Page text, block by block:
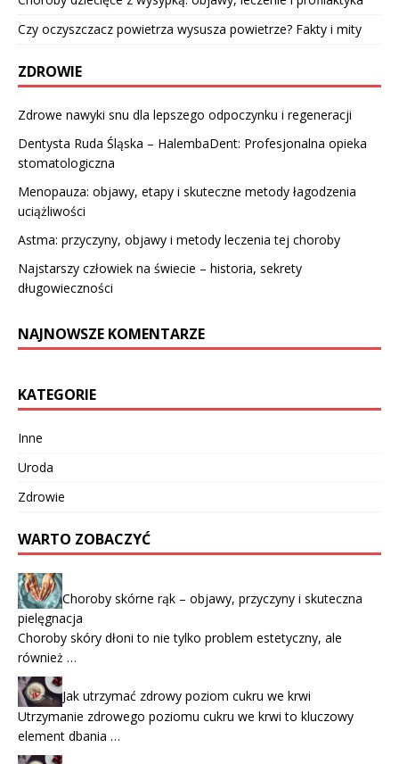
Czy oczyszczacz powietrza wysusza powietrze? Fakty i mity
ZDROWIE
Zdrowe nawyki snu dla lepszego odpoczynku i regeneracji
Dentysta Ruda Śląska – HalembaDent: Profesjonalna opieka
stomatologiczna
Menopauza: objawy, etapy i skuteczne metody łagodzenia
uciążliwości
Astma: przyczyny, objawy i metody leczenia tej choroby
Najstarszy człowiek na świecie – historia, sekrety
długowieczności
NAJNOWSZE KOMENTARZE
KATEGORIE
Inne
Uroda
Zdrowie
WARTO ZOBACZYĆ
Choroby skórne rąk – objawy, przyczyny i skuteczna
pielęgnacja
Choroby skóry dłoni to nie tylko problem estetyczny, ale
również …
Jak utrzymać zdrowy poziom cukru we krwi
Utrzymanie zdrowego poziomu cukru we krwi to kluczowy
element dbania …